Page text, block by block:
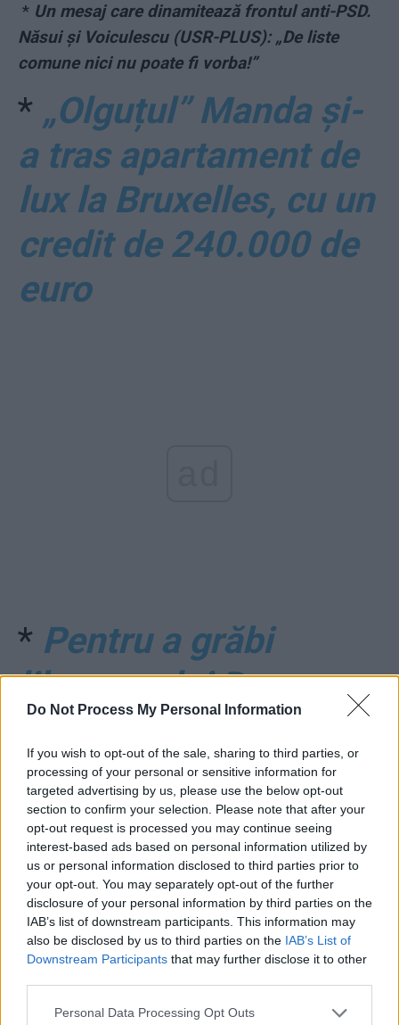
Do Not Process My Personal Information
If you wish to opt-out of the sale, sharing to third parties, or
processing of your personal or sensitive information for
targeted advertising by us, please use the below opt-out
section to confirm your selection. Please note that after your
opt-out request is processed you may continue seeing
interest-based ads based on personal information utilized by
us or personal information disclosed to third parties prior to
your opt-out. You may separately opt-out of the further
disclosure of your personal information by third parties on the
IAB’s list of downstream participants. This information may
also be disclosed by us to third parties on the IAB’s List of
Downstream Participants that may further disclose it to other
Personal Data Processing Opt Outs
* Un mesaj care dinamitează frontul anti-PSD.
Năsui și Voiculescu (USR-PLUS): „De liste
comune nici nu poate fi vorba!”
* „Olguțul” Manda și-
a tras apartament de
lux la Bruxelles, cu un
credit de 240.000 de
euro
* Pentru a grăbi
liberarea lui Dragnea,
Dăncilă a contribuit la
nenorocirea fetei de
17 ani arsă de vie!
Ana Birchall: „A
blocat propunerile
mele după ce s-a
consultat cu Iordache